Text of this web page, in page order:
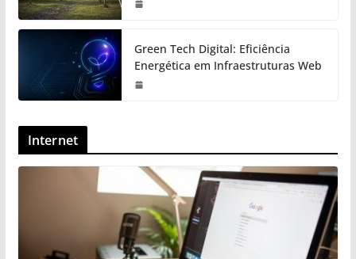
Green Tech Digital: Eficiência
Energética em Infraestruturas Web
Internet